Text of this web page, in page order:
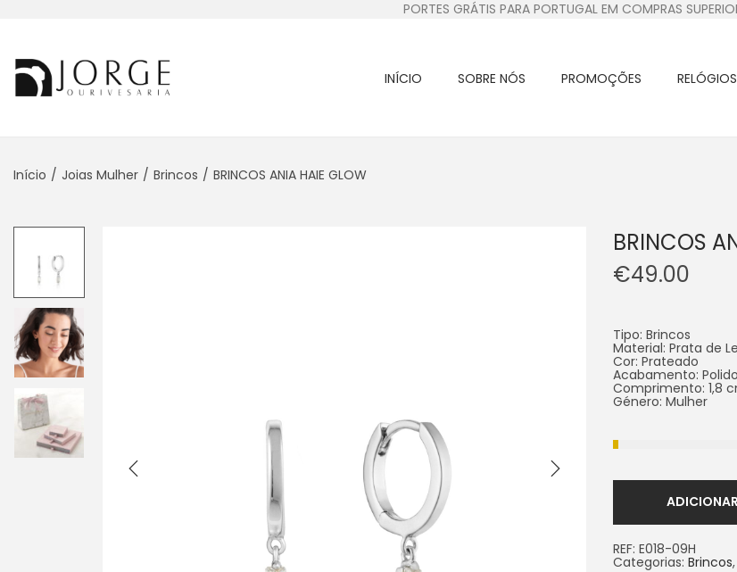
PORTES GRÁTIS PARA PORTUGAL EM COMPRAS
INÍCIO SOBRE NÓS PROMOÇÕES RELÓGIOS
Início / Joias Mulher / Brincos / BRINCOS ANIA HAIE GLOW
BRINCOS
€49.00
Tipo: Brincos
Material: Prata de
Cor: Prateado
Acabamento:
Comprimento: 1,8
Género: Mulher
ADICIONAR
REF: E018-09H
Categorias: Brincos,